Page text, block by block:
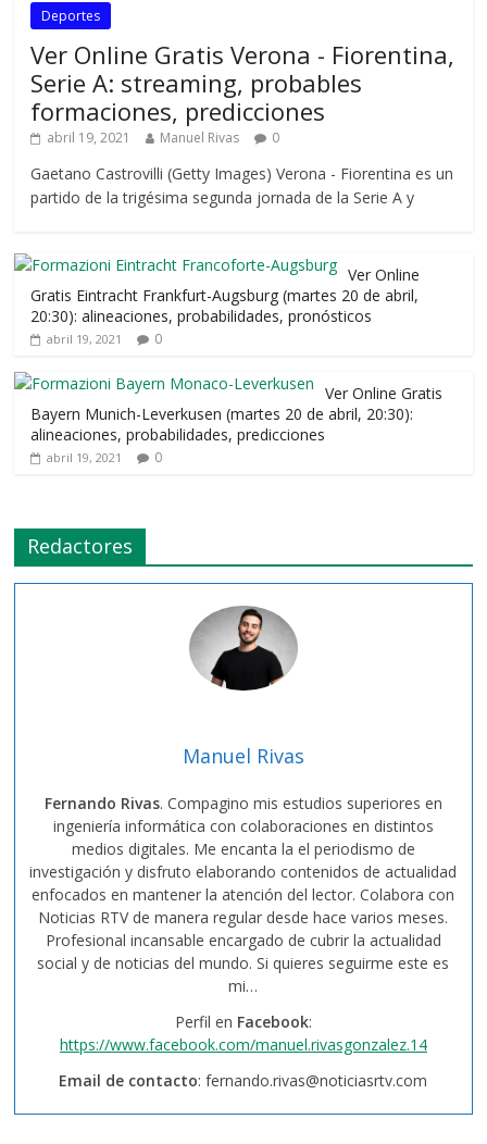
Deportes
Ver Online Gratis Verona - Fiorentina,
Serie A: streaming, probables
formaciones, predicciones
abril 19, 2021 Manuel Rivas 0
Gaetano Castrovilli (Getty Images) Verona - Fiorentina es un
partido de la trigésima segunda jornada de la Serie A y
Ver Online
Gratis Eintracht Frankfurt-Augsburg (martes 20 de abril,
20:30): alineaciones, probabilidades, pronósticos
abril 19, 2021 0
Ver Online Gratis
Bayern Munich-Leverkusen (martes 20 de abril, 20:30):
alineaciones, probabilidades, predicciones
abril 19, 2021 0
Redactores
Manuel Rivas
Fernando Rivas. Compagino mis estudios superiores en
ingeniería informática con colaboraciones en distintos
medios digitales. Me encanta la el periodismo de
investigación y disfruto elaborando contenidos de actualidad
enfocados en mantener la atención del lector. Colabora con
Noticias RTV de manera regular desde hace varios meses.
Profesional incansable encargado de cubrir la actualidad
social y de noticias del mundo. Si quieres seguirme este es
mi…
Perfil en Facebook:
https://www.facebook.com/manuel.rivasgonzalez.14
Email de contacto:fernando.rivas@noticiasrtv.com